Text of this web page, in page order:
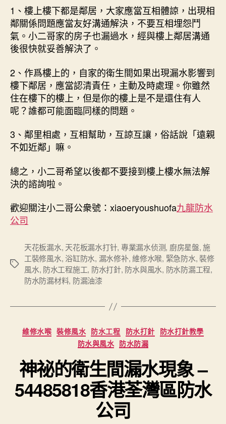
1、樓上樓下都是鄰居，大家應當互相體諒，出現相
鄰關係問題應當友好溝通解決，不要互相埋怨鬥
氣。小二哥家的房子也漏過水，經與樓上鄰居溝通
後很快就妥善解決了。
2、作爲樓上的，自家的衛生間如果出現漏水影響到
樓下鄰居，應當認清責任，主動及時處理。你雖然
住在樓下的樓上，但是你的樓上是不是還住有人
呢？誰都可能面臨同樣的問題。
3、鄰里相處，互相幫助，互諒互讓，俗話說「遠親
不如近鄰」嘛。
總之，小二哥希望以後都不要接到樓上樓水無法解
決的諮詢啦。
歡迎關注小二哥公衆號：xiaoeryoushuofa九龍防水
公司
Tags
天花板漏水, 天花板漏水打针, 專業漏水侦测, 廚房星盤,施
工裝修風水, 浴缸防水, 漏水修补,維修水喉, 緊急防水,裝修
風水, 防水工程施工, 防水打針, 防水與風水, 防水防漏工程,
防水防漏材料, 防漏油漆
Categories
維修水喉 裝修風水 防水工程 防水打針 防水打針教學
防水與風水 防水防漏
神祕的衛生間漏水現象 –
54485818香港荃灣區防水
公司